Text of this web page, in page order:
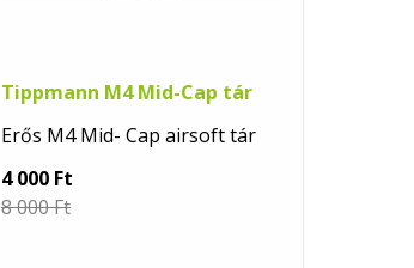
Tippmann M4 Mid-Cap tár
Erős M4 Mid- Cap airsoft tár
4 000 Ft
8 000 Ft